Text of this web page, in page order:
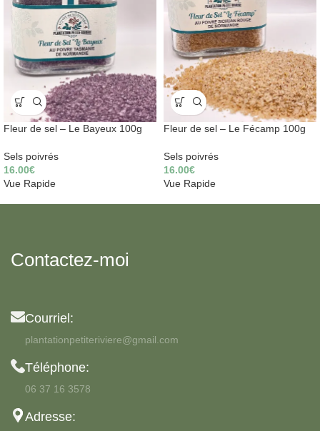
Fleur de sel – Le Bayeux 100g
Sels poivrés
16.00€
Vue Rapide
Fleur de sel – Le Fécamp 100g
Sels poivrés
16.00€
Vue Rapide
Contactez-moi
Courriel:
plantationpetiteriviere@gmail.com
Téléphone:
06 37 16 3578
Adresse: